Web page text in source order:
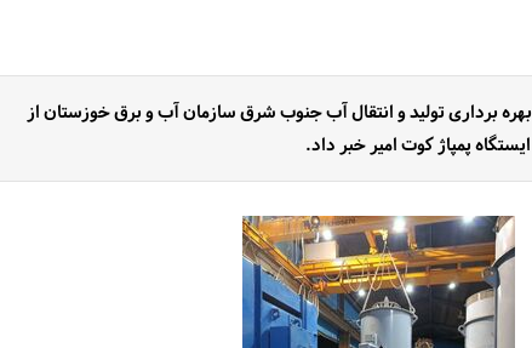
برداری تولید و انتقال آب جنوب شرق سازمان آب و برق خوزستان از